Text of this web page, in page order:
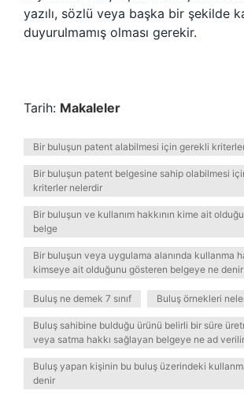
yazılı, sözlü veya başka bir şekilde
duyurulmamış olması gerekir.
Tarih: Makaleler
Bir buluşun patent alabilmesi için gerekli
Bir buluşun patent belgesine sahip olabilmesi
kriterler nelerdir
Bir buluşun ve kullanım hakkının kime ait
belge
Bir buluşun veya uygulama alanında kullanma
kimseye ait olduğunu gösteren belgeye ne denir
Buluş ne demek 7 sınıf Buluş örnekleri
Buluş sahibine bulduğu ürünü belirli bir süre
veya satma hakkı sağlayan belgeye ne ad verilir
Buluş yapan kişinin bu buluş üzerindeki
denir